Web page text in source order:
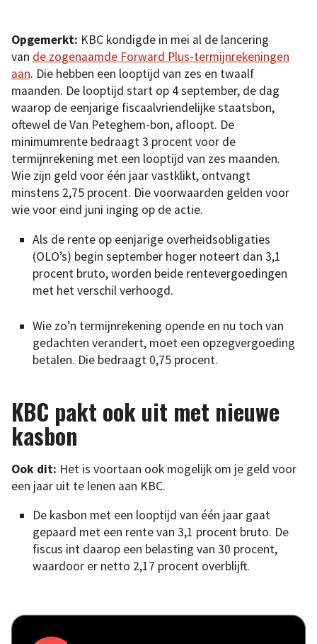
Opgemerkt: KBC kondigde in mei al de lancering
van de zogenaamde Forward Plus-termijnrekeningen
aan. Die hebben een looptijd van zes en twaalf
maanden. De looptijd start op 4 september, de dag
waarop de eenjarige fiscaalvriendelijke staatsbon,
oftewel de Van Peteghem-bon, afloopt. De
minimumrente bedraagt 3 procent voor de
termijnrekening met een looptijd van zes maanden.
Wie zijn geld voor één jaar vastklikt, ontvangt
minstens 2,75 procent. Die voorwaarden gelden voor
wie voor eind juni inging op de actie.
Als de rente op eenjarige overheidsobligaties
(OLO’s) begin september hoger noteert dan 3,1
procent bruto, worden beide rentevergoedingen
met het verschil verhoogd.
Wie zo’n termijnrekening opende en nu toch van
gedachten verandert, moet een opzegvergoeding
betalen. Die bedraagt 0,75 procent.
KBC pakt ook uit met nieuwe
kasbon
Ook dit: Het is voortaan ook mogelijk om je geld voor
een jaar uit te lenen aan KBC.
De kasbon met een looptijd van één jaar gaat
gepaard met een rente van 3,1 procent bruto. De
fiscus int daarop een belasting van 30 procent,
waardoor er netto 2,17 procent overblijft.